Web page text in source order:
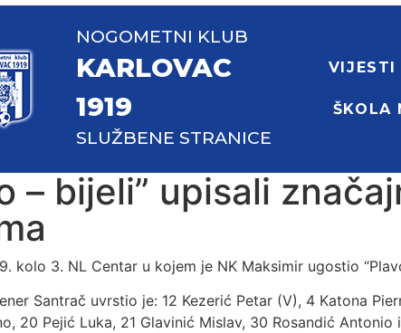
NOGOMETNI KLUB
KARLOVAC
1919
SLUŽBENE STRANICE
VIJESTI
ŠKOLA
– bijeli” upisali
kolo 3. NL Centar u kojem je NK Maksimir ugostio
Santrač uvrstio je: 12 Kezerić Petar (V), 4 Katona
20 Pejić Luka, 21 Glavinić Mislav, 30 Rosandić